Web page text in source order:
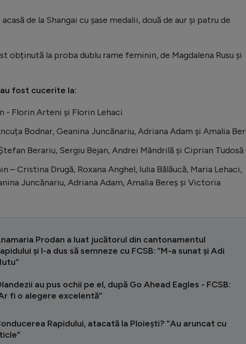
de la Shangai cu șase medalii, două de aur și patru de
obținută la proba dublu rame feminin, de Magdalena Rusu și
fost cucerite la:
- Florin Arteni și Florin Lehaci
Bodnar, Geanina Juncănariu, Adriana Adam și Amalia
Berariu, Sergiu Bejan, Andrei Mândrilă și Ciprian Tudosă
– Cristina Drugă, Roxana Anghel, Iulia Bălăucă, Maria Lehaci,
Juncănariu, Adriana Adam, Amalia Bereș și Victoria
Prodan a luat jucătorul din cantonamentul
și l-a dus să semneze cu FCSB: ”M-a sunat și Adi
au pus ochii pe el, după Go Ahead Eagles - FCSB:
fi o alegere excelentă”
Rapidului, atacată la Ploiești? ”Au aruncat cu